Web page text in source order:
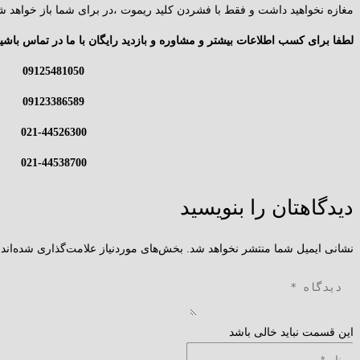
مغازه نخواهید داشت و فقط با فشردن کلید ریموت ،در برای شما باز خواهد
لطفا برای کسب اطلاعات بیشتر و مشاوره و بازدید رایگان با ما در تماس
09125481050
09123386589
021-44526300
021-44538700
دیدگاهتان را بنویسید
نشانی ایمیل شما منتشر نخواهد شد. بخش‌های موردنیاز علامت‌گذاری شده‌اند
این قسمت نباید خالی باشد